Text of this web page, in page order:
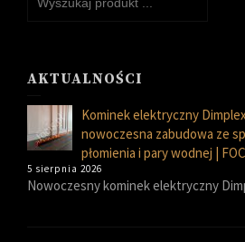
AKTUALNOŚCI
Kominek elektryczny
nowoczesna zabudowa ze
płomienia i pary wodnej |
5 sierpnia 2026
Nowoczesny kominek elektryczny